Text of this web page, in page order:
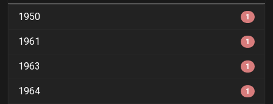
1950 1
1961 1
1963 1
1964 1